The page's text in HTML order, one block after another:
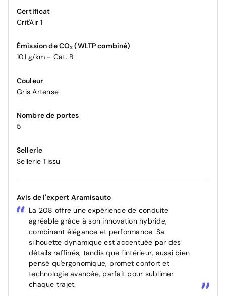
Certificat
Crit'Air 1
Émission de CO₂ (WLTP combiné)
101 g/km - Cat. B
Couleur
Gris Artense
Nombre de portes
5
Sellerie
Sellerie Tissu
Avis de l'expert Aramisauto
La 208 offre une expérience de conduite
agréable grâce à son innovation hybride,
combinant élégance et performance. Sa
silhouette dynamique est accentuée par des
détails raffinés, tandis que l'intérieur, aussi bien
pensé qu'ergonomique, promet confort et
technologie avancée, parfait pour sublimer
chaque trajet.